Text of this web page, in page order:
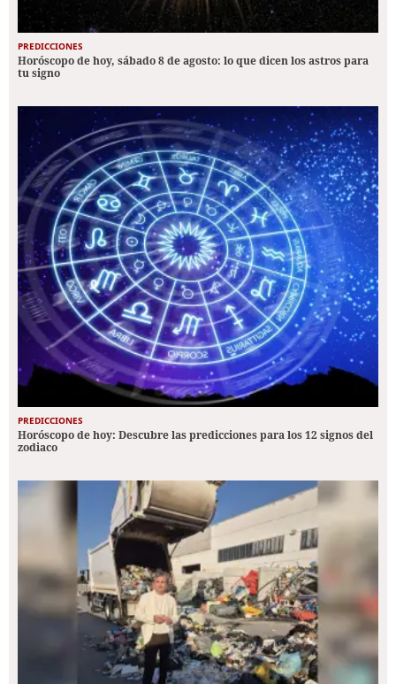
PREDICCIONES
Horóscopo de hoy, sábado 8 de agosto: lo que dicen los astros para
tu signo
PREDICCIONES
Horóscopo de hoy: Descubre las predicciones para los 12 signos del
zodiaco